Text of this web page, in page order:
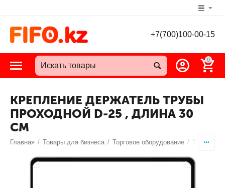
+7(700)100-00-15
0
КРЕПЛЕНИЕ ДЕРЖАТЕЛЬ ТРУБЫ
ПРОХОДНОЙ D-25 , ДЛИНА 30
СМ
Главная / Товары для бизнеса / Торговое оборудование / Торговый